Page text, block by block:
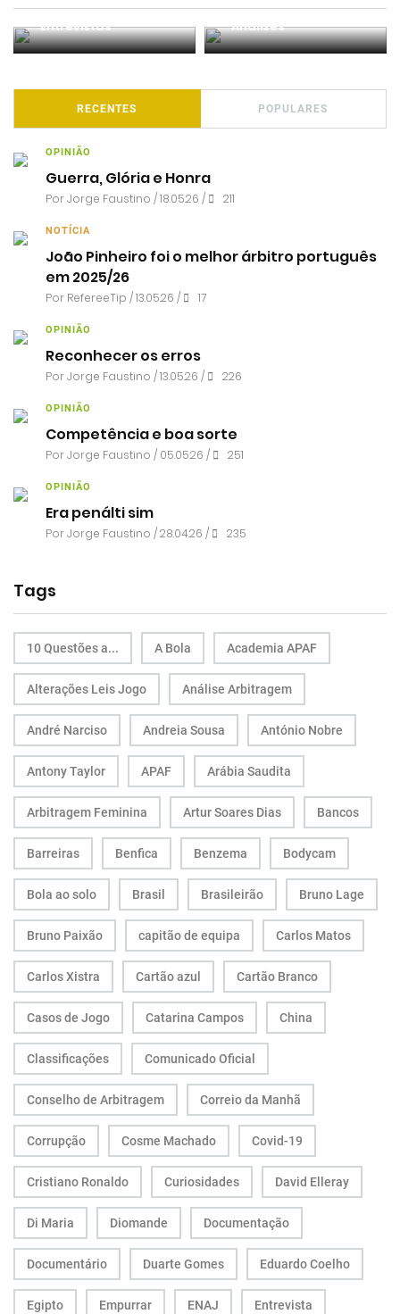
Entrevistas Análises
RECENTES POPULARES
OPINIÃO
Guerra, Glória e Honra
PorJorge Faustino / 18.05.26 / 211
NOTÍCIA
João Pinheiro foi o melhor árbitro português
em 2025/26
Por RefereeTip / 13.05.26 / 17
OPINIÃO
Reconhecer os erros
PorJorge Faustino / 13.05.26 / 226
OPINIÃO
Competência e boa sorte
PorJorge Faustino / 05.05.26 / 251
OPINIÃO
Era penálti sim
PorJorge Faustino / 28.04.26 / 235
Tags
10 Questões a... A Bola Academia APAF
Alterações Leis Jogo Análise Arbitragem
André Narciso Andreia Sousa António Nobre
Antony Taylor APAF Arábia Saudita
Arbitragem Feminina Artur Soares Dias Bancos
Barreiras Benfica Benzema Bodycam
Bola ao solo Brasil Brasileirão Bruno Lage
Bruno Paixão capitão de equipa Carlos Matos
Carlos Xistra Cartão azul Cartão Branco
Casos de Jogo Catarina Campos China
Classificações Comunicado Oficial
Conselho de Arbitragem Correio da Manhã
Corrupção Cosme Machado Covid-19
Cristiano Ronaldo Curiosidades David Elleray
Di Maria Diomande Documentação
Documentário Duarte Gomes Eduardo Coelho
Egipto Empurrar ENAJ Entrevista